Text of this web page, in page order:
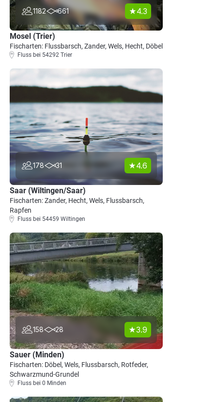
1182 661 4.3
Mosel (Trier)
Fischarten: Flussbarsch, Zander, Wels, Hecht, Döbel
Fluss bei 54292 Trier
178 31 4.6
Saar (Wiltingen/Saar)
Fischarten: Zander, Hecht, Wels, Flussbarsch,
Rapfen
Fluss bei 54459 Wiltingen
158 28 3.9
Sauer (Minden)
Fischarten: Döbel, Wels, Flussbarsch, Rotfeder,
Schwarzmund-Grundel
Fluss bei 0 Minden